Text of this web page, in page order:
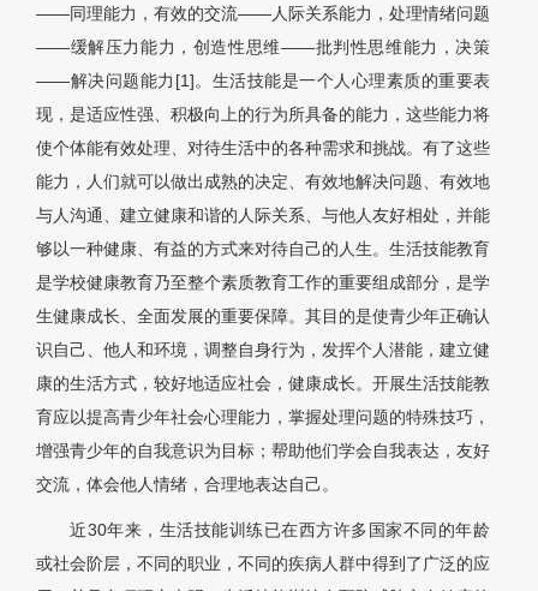
——同理能力，有效的交流——人际关系能力，处理情绪问题
——缓解压力能力，创造性思维——批判性思维能力，决策
——解决问题能力[1]。生活技能是一个人心理素质的重要表
现，是适应性强、积极向上的行为所具备的能力，这些能力将
使个体能有效处理、对待生活中的各种需求和挑战。有了这些
能力，人们就可以做出成熟的决定、有效地解决问题、有效地
与人沟通、建立健康和谐的人际关系、与他人友好相处，并能
够以一种健康、有益的方式来对待自己的人生。生活技能教育
是学校健康教育乃至整个素质教育工作的重要组成部分，是学
生健康成长、全面发展的重要保障。其目的是使青少年正确认
识自己、他人和环境，调整自身行为，发挥个人潜能，建立健
康的生活方式，较好地适应社会，健康成长。开展生活技能教
育应以提高青少年社会心理能力，掌握处理问题的特殊技巧，
增强青少年的自我意识为目标；帮助他们学会自我表达，友好
交流，体会他人情绪，合理地表达自己。
近30年来，生活技能训练已在西方许多国家不同的年龄
或社会阶层，不同的职业，不同的疾病人群中得到了广泛的应